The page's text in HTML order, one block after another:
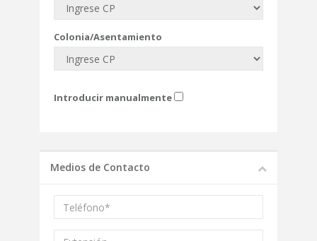
Colonia/Asentamiento
Introducir manualmente
Medios de Contacto